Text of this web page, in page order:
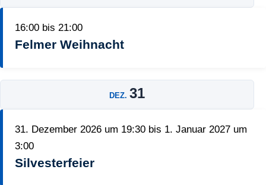
16:00 bis 21:00
Felmer Weihnacht
DEZ. 31
31. Dezember 2026 um 19:30 bis 1. Januar 2027 um
3:00
Silvesterfeier